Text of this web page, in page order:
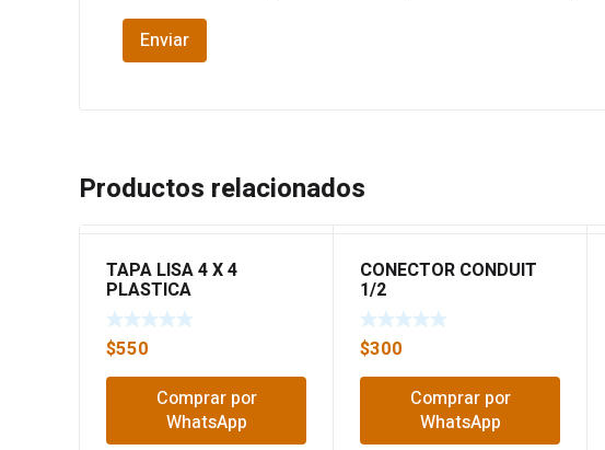
Productos relacionados
TAPA LISA 4 X 4
PLASTICA
$550
Comprar por
WhatsApp
CONECTOR CONDUIT
1/2
$300
Comprar por
WhatsApp